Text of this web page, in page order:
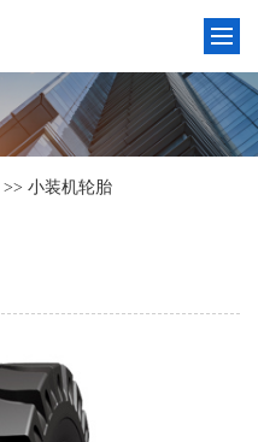
>> 小装机轮胎